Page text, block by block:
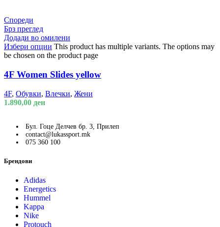
Спореди
Брз преглед
Додади во омилени
Избери опции This product has multiple variants. The options may
be chosen on the product page
4F Women Slides yellow
4F, Обувки, Влечки, Жени
1.890,00 ден
Бул. Гоце Делчев бр. 3, Прилеп
contact@lukassport.mk
075 360 100
Брендови
Adidas
Energetics
Hummel
Kappa
Nike
Protouch